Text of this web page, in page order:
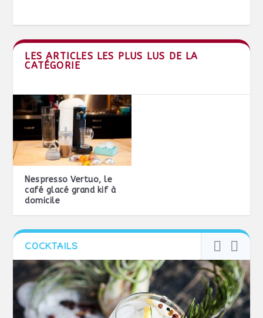
LES ARTICLES LES PLUS LUS DE LA
CATÉGORIE
Nespresso Vertuo, le
café glacé grand kif à
domicile
COCKTAILS